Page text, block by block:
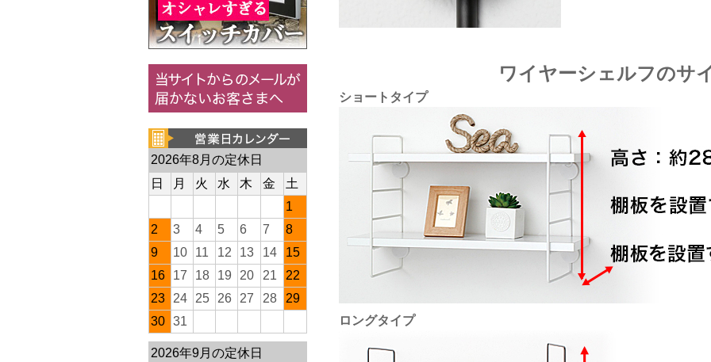
2026年8月の定休日
日
月 火 水 木 金
土
1
2
3 4 5 6 7
8
9
10 11 12 13 14
15
16
17 18 19 20 21
22
23
24 25 26 27 28
29
30 31
2026年9月の定休日
ワイヤーシェルフのサ
ショートタイプ
ロングタイプ